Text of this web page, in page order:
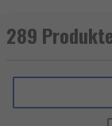
oder zu
Holz-,
Diese
289